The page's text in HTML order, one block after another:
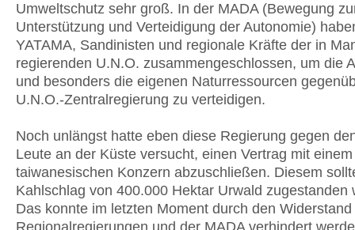
Umweltschutz sehr groß. In der MADA (Bewegung
Unterstützung und Verteidigung der Autonomie)
YATAMA, Sandinisten und regionale Kräfte der in
regierenden U.N.O. zusammengeschlossen, um die
und besonders die eigenen Naturressourcen
U.N.O.-Zentralregierung zu verteidigen.
Noch unlängst hatte eben diese Regierung gegen
Leute an der Küste versucht, einen Vertrag mit einem
taiwanesischen Konzern abzuschließen. Diesem
Kahlschlag von 400.000 Hektar Urwald zugestanden
Das konnte im letzten Moment durch den Widerstand
Regionalregierungen und der MADA verhindert